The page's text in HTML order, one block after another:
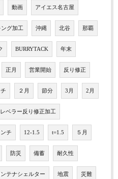
動画 アイエス名古屋
グ加工 沖縄 北谷 那覇
BURRYTACK 年末
正月 営業開始 反り修正
２月 節分 3月 2月
レベラー反り修正加工
ンチ 12-1.5 t=1.5 ５月
防災 備蓄 耐久性
ンテナシェルター 地震 災難